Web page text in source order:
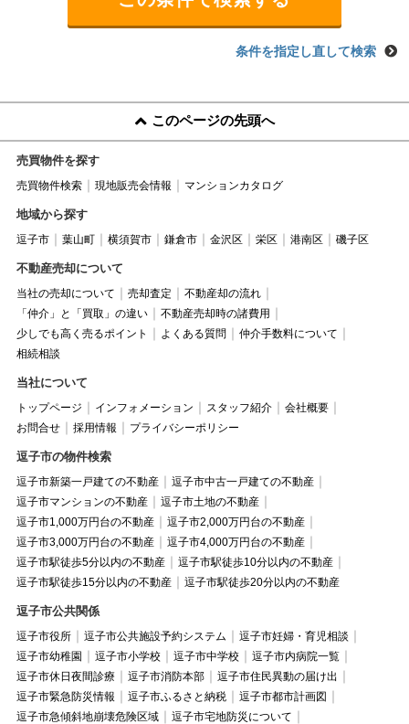
条件を指定し直して検索
このページの先頭へ
売買物件を探す
売買物件検索 現地販売会情報 マンションカタログ
地域から探す
逗子市 葉山町 横須賀市 鎌倉市 金沢区 栄区 港南区 磯子区
不動産売却について
当社の売却について 売却査定
不動産却の流れ
「仲介」と「買取」の違い
不動産売却時の諸費用
少しでも高く売るポイント
よくある質問
仲介手数料について
相続相談
当社について
トップページ インフォメーション スタッフ紹介
会社概要
お問合せ
採用情報 プライバシーポリシー
逗子市の物件検索
逗子市新築一戸建ての不動産
逗子市中古一戸建ての不動産
逗子市マンションの不動産
逗子市土地の不動産
逗子市1,000万円台の不動産
逗子市2,000万円台の不動産
逗子市3,000万円台の不動産
逗子市4,000万円台の不動産
逗子市駅徒歩5分以内の不動産
逗子市駅徒歩10分以内の不動産
逗子市駅徒歩15分以内の不動産
逗子市駅徒歩20分以内の不動産
逗子市公共関係
逗子市役所 逗子市公共施設予約システム
逗子市妊婦・育児相談
逗子市幼稚園
逗子市小学校 逗子市中学校
逗子市内病院一覧
逗子市休日夜間診療
逗子市消防本部
逗子市住民異動の届け出
逗子市緊急防災情報
逗子市ふるさと納税
逗子市都市計画図
逗子市急傾斜地崩壊危険区域
逗子市宅地防災について